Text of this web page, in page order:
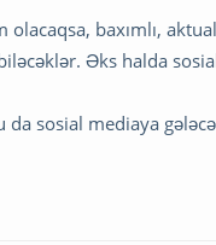
baxımlı,
Əks halda
sosial mediaya